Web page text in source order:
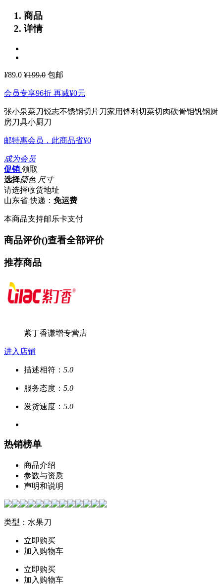
商品
详情
¥89.0 ¥199.0 包邮
会员专享96折 再减¥0元
张小泉菜刀锐志不锈钢切片刀家用锋利切菜切肉砍骨钼钒钢厨
房刀具小厨刀
邮特惠会员，此商品省¥0
成为会员
促销 领取
选择颜色 尺寸
请选择收货地址
山东省|快递： 免运费
本商品支持邮乐卡支付
商品评价()查看全部评价
推荐商品
紫丁香谦增专营店
进入店铺
描述相符： 5.0
服务态度： 5.0
发货速度： 5.0
热销榜单
商品介绍
参数与资质
声明和说明
类型：水果刀
立即购买
加入购物车
立即购买
加入购物车